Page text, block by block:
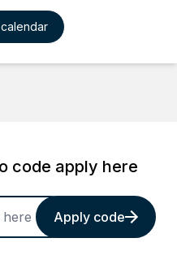
code apply here
Apply code